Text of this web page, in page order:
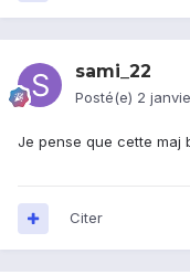
sami_22
Posté(e) 2
Je pense que cette maj
Citer